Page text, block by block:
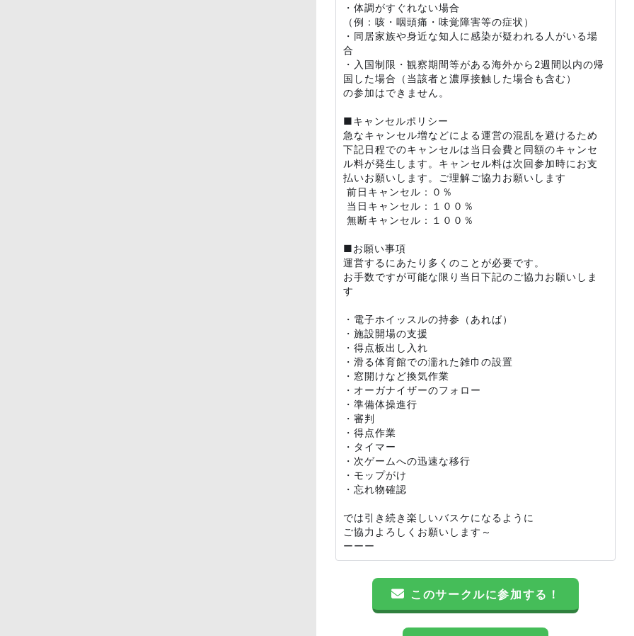
・体調がすぐれない場合
（例：咳・咽頭痛・味覚障害等の症状）
・同居家族や身近な知人に感染が疑われる人がいる場
合
・入国制限・観察期間等がある海外から2週間以内の帰
国した場合（当該者と濃厚接触した場合も含む）
の参加はできません。
■キャンセルポリシー
急なキャンセル増などによる運営の混乱を避けるため
下記日程でのキャンセルは当日会費と同額のキャンセ
ル料が発生します。キャンセル料は次回参加時にお支
払いお願いします。ご理解ご協力お願いします
前日キャンセル：０％
当日キャンセル：１００％
無断キャンセル：１００％
■お願い事項
運営するにあたり多くのことが必要です。
お手数ですが可能な限り当日下記のご協力お願いしま
す
・電子ホイッスルの持参（あれば）
・施設開場の支援
・得点板出し入れ
・滑る体育館での濡れた雑巾の設置
・窓開けなど換気作業
・オーガナイザーのフォロー
・準備体操進行
・審判
・得点作業
・タイマー
・次ゲームへの迅速な移行
・モップがけ
・忘れ物確認
では引き続き楽しいバスケになるように
ご協力よろしくお願いします～
ーーー
このサークルに参加する！